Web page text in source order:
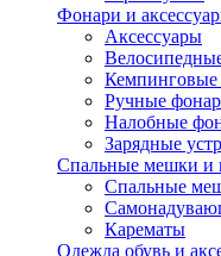
Фонари и
Аксессуары
Кемпинговые
Ручные
Налобные
Зарядные
Спальные мешки и
Спальные
Карематы
Одежда обувь и